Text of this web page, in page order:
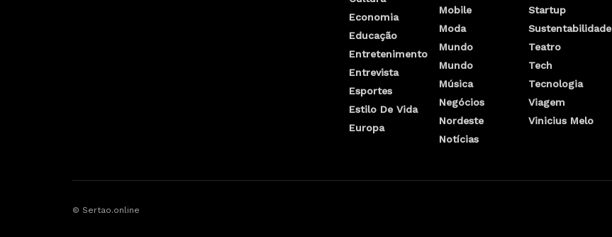
Economia
Educação
Entretenimento
Entrevista
Esportes
Estilo De Vida
Europa
Mobile
Moda
Mundo
Mundo
Música
Negócios
Nordeste
Notícias
Startup
Sustentabilidade
Teatro
Tech
Tecnologia
Viagem
Vinicius Melo
© Sertao.online